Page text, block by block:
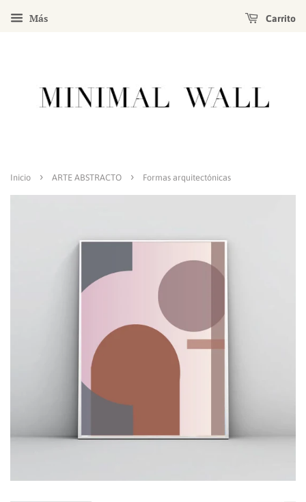
Más Carrito
Inicio › ARTE ABSTRACTO › Formas arquitectónicas